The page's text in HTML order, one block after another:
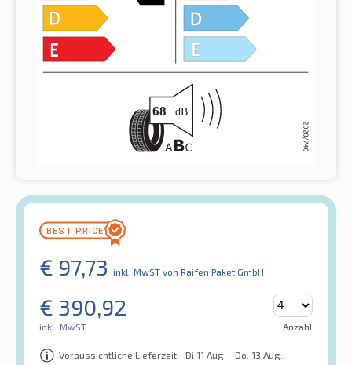
€ 97,73 inkl. MwST von Raifen Paket GmbH
€ 390,92
inkl. MwST Anzahl
Voraussichtliche Lieferzeit - Di 11 Aug. - Do. 13 Aug.